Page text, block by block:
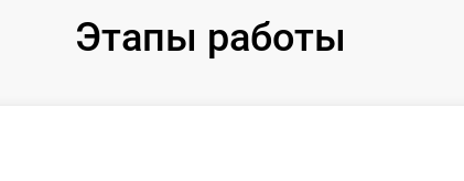
Этапы работы